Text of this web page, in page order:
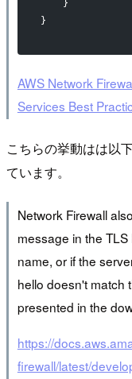
    }
}
AWS Network
Services Best
こちらの挙動はは以
ています。
Network Firewall
message in the
name, or if the
hello doesn't match
presented in the
https://
firewall/latest/